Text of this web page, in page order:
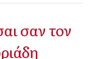
σαν τον